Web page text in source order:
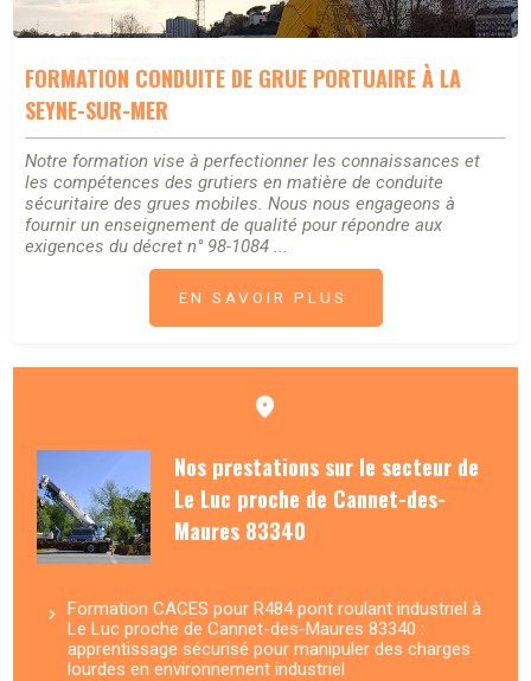
FORMATION CONDUITE DE GRUE PORTUAIRE À LA
SEYNE-SUR-MER
Notre formation vise à perfectionner les connaissances et
les compétences des grutiers en matière de conduite
sécuritaire des grues mobiles. Nous nous engageons à
fournir un enseignement de qualité pour répondre aux
exigences du décret n° 98-1084 ...
EN SAVOIR PLUS
Nos prestations sur le secteur de
Le Luc proche de Cannet-des-
Maures 83340
Formation CACES pour R484 pont roulant industriel à
Le Luc proche de Cannet-des-Maures 83340 :
apprentissage sécurisé pour manipuler des charges
lourdes en environnement industriel